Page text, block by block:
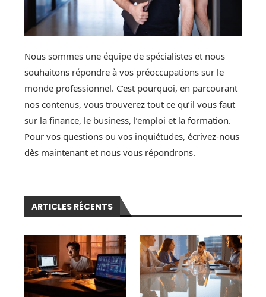
Nous sommes une équipe de spécialistes et nous
souhaitons répondre à vos préoccupations sur le
monde professionnel. C’est pourquoi, en parcourant
nos contenus, vous trouverez tout ce qu’il vous faut
sur la finance, le business, l’emploi et la formation.
Pour vos questions ou vos inquiétudes, écrivez-nous
dès maintenant et nous vous répondrons.
ARTICLES RÉCENTS